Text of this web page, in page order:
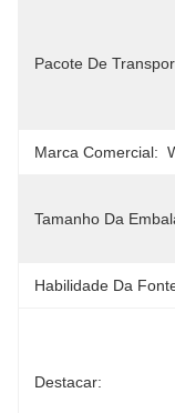
Pacote De
Marca Comercial:
Tamanho Da
Habilidade Da
Destacar: